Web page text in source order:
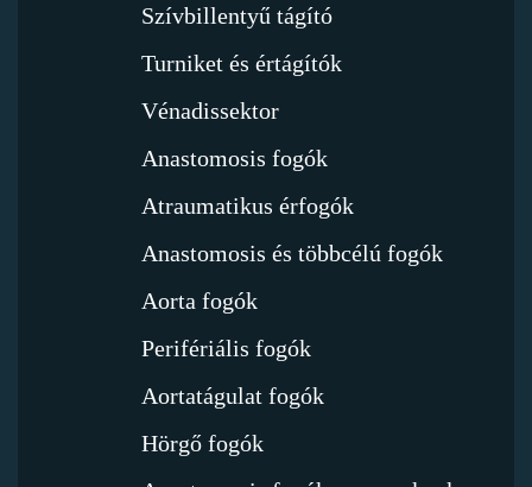
Szívbillentyű tágító
Turniket és értágítók
Vénadissektor
Anastomosis fogók
Atraumatikus érfogók
Anastomosis és többcélú fogók
Aorta fogók
Perifériális fogók
Aortatágulat fogók
Hörgő fogók